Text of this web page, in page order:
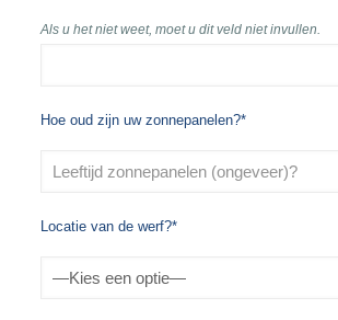
Als u het niet weet, moet u dit veld niet invullen.
Hoe oud zijn uw zonnepanelen?*
Locatie van de werf?*